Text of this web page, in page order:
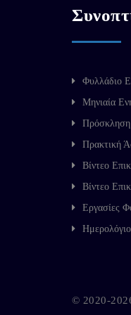
Φυλλάδιο
Μηνιαία
Πρόσκληση
Πρακτική
Βίντεο
Βίντεο
Εργασίες
Ημερολόγιο
© 2020-